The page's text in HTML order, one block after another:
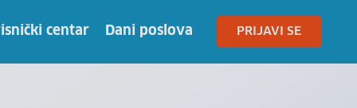
centar Dani poslova PRIJAVI SE